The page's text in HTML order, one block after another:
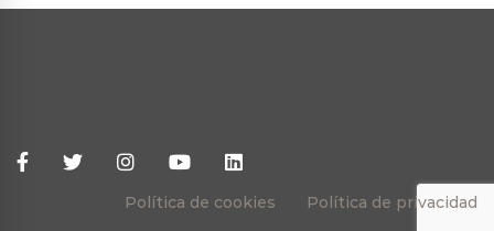
Política de cookies Política de privacidad